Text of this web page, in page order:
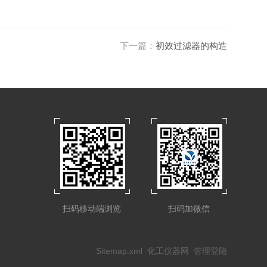
下一篇： 初效过滤器的构造
扫码加微信
扫码移动端浏览
Sitemap.xml 化工仪器网 管理登陆